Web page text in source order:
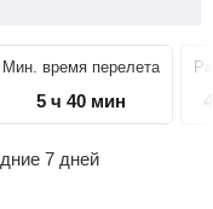
Мин. время перелета
5 ч 40 мин
7 дней